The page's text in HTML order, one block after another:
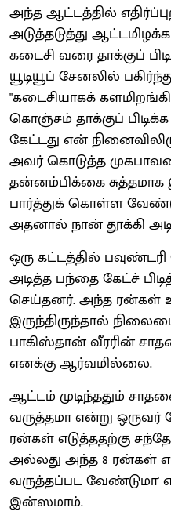
அந்த ஆட்டத்தில்
அடுத்தடுத்து
கடைசி வரை தாக்குப்
யூடியூப் சேனலில்
"கடைசியாகக்
கொஞ்சம் தாக்குப்
கேட்டது என்
அவர் கொடுத்த
தன்னம்பிக்கை
பார்த்துக் கொள்ள
அதனால் நான் தூக்கி
ஒரு கட்டத்தில்
அடித்த பந்தை கேட்ச்
செய்தனர். அந்த ரன்கள்
இருந்திருந்தால்
பாகிஸ்தான் வீரரின்
எனக்கு ஆர்வமில்லை.
ஆட்டம் முடிந்ததும்
வருத்தமா என்று ஒருவர்
ரன்கள் எடுத்ததற்கு
அல்லது அந்த 8 ரன்கள்
வருத்தப்பட வேண்டுமா'
இன்ஸமாம்.